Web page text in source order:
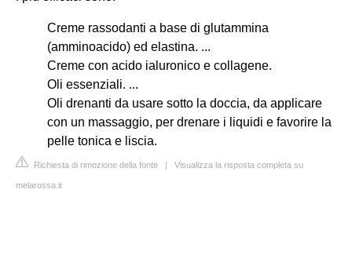
Creme rassodanti a base di glutammina
(amminoacido) ed elastina. ...
Creme con acido ialuronico e collagene.
Oli essenziali. ...
Oli drenanti da usare sotto la doccia, da applicare
con un massaggio, per drenare i liquidi e favorire la
pelle tonica e liscia.
Richiesta di rimozione della fonte | Visualizza la risposta completa su
melarossa.it